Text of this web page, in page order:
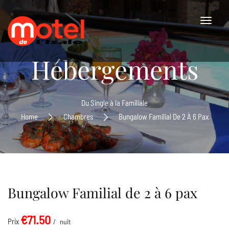
Hébergements
Du Single à la Familiale
Home
Chambres Bungalow Familial De 2 À 6 Pax
Bungalow Familial de 2 à 6 pax
Prix €71.50 nuit